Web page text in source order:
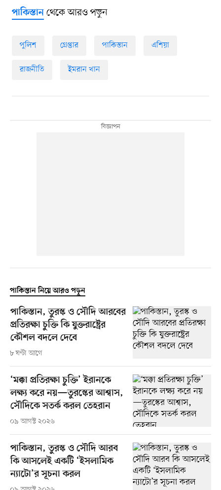
পাকিস্তানথেকে আরও পড়ুন
পুলিশ গ্রেপ্তার পাকিস্তান এশিয়া
রাজনীতি ইমরান খান
পাকিস্তান নিয়ে আরও পড়ুন
পাকিস্তান, তুরস্ক ও সৌদি আরবের
প্রতিরক্ষা চুক্তি কি যুক্তরাষ্ট্রের
কৌশল বদলে দেবে
৮ ঘণ্টা আগে
‘মক্কা প্রতিরক্ষা চুক্তি’ ইরানকে
লক্ষ্য করে নয়—তুরস্কের আশ্বাস,
সৌদিকে সতর্ক করল তেহরান
০৯ আগস্ট ২০২৬
পাকিস্তান, তুরস্ক ও সৌদি আরব
কি আসলেই একটি ‘ইসলামিক
ন্যাটো’র সূচনা করল